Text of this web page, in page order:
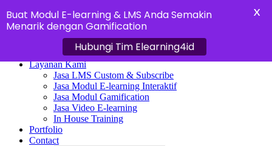
Layanan Kami
Jasa LMS Custom & Subscribe
Jasa Modul E-learning Interaktif
Jasa Modul Gamification
Jasa Video E-learning
In House Training
Portfolio
Contact
Buat Modul E-learning & LMS Anda Semakin
Menarik dengan Gamification
Hubungi Tim Elearning4id
X